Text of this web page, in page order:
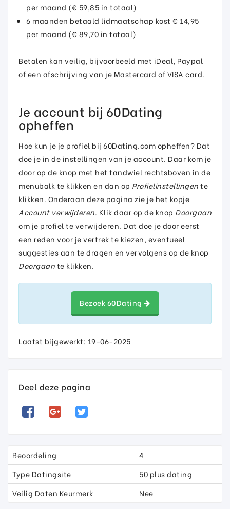
per maand (€ 59,85 in totaal)
6 maanden betaald lidmaatschap kost € 14,95
per maand (€ 89,70 in totaal)
Betalen kan veilig, bijvoorbeeld met iDeal, Paypal
of een afschrijving van je Mastercard of VISA card.
Je account bij 60Dating
opheffen
Hoe kun je je profiel bij 60Dating.com opheffen? Dat
doe je in de instellingen van je account. Daar kom je
door op de knop met het tandwiel rechtsboven in de
menubalk te klikken en dan op Profielinstellingente
klikken. Onderaan deze pagina zie je het kopje
Account verwijderen. Klik daar op de knop Doorgaan
om je profiel te verwijderen. Dat doe je door eerst
een reden voor je vertrek te kiezen, eventueel
suggesties aan te dragen en vervolgens op de knop
Doorgaante klikken.
Bezoek 60Dating
Laatst bijgewerkt: 19-06-2025
Deel deze pagina
Beoordeling
4
Type Datingsite
50 plus dating
Veilig Daten Keurmerk
Nee